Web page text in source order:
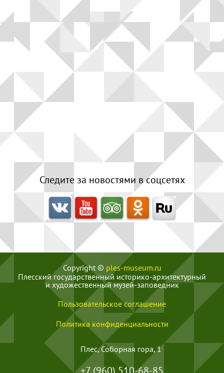
Следите за новостями в соцсетях
Copyright © ples-museum.ru
Плесский государственный историко-архитектурный
и художественный музей‑заповедник
Пользовательское соглашение
Политика конфиденциальности
Плес, Соборная гора, 1
+7 (960) 510-68-85